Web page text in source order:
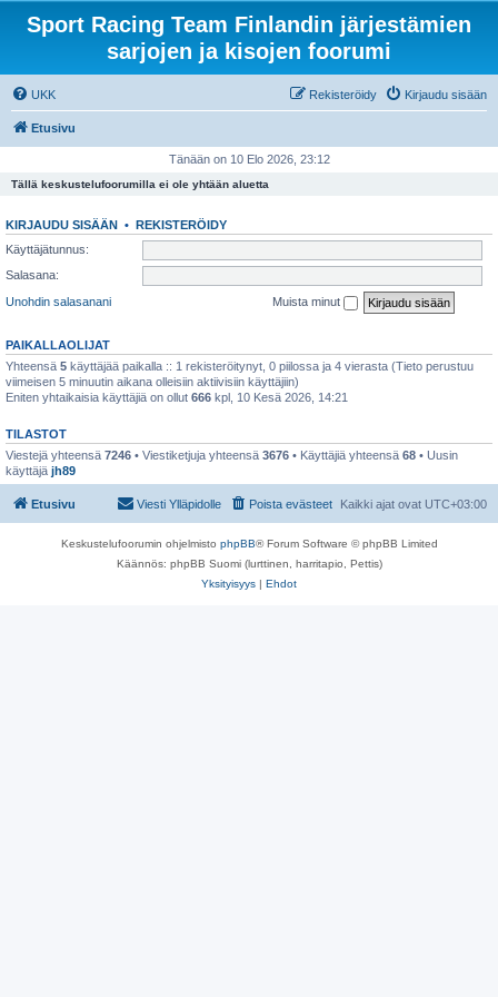
Sport Racing Team Finlandin järjestämien
sarjojen ja kisojen foorumi
UKK Kirjaudu sisään
Rekisteröidy
Etusivu
Tänään on 10 Elo 2026, 23:12
Tällä keskustelufoorumilla ei ole yhtään aluetta
KIRJAUDU SISÄÄN • REKISTERÖIDY
Käyttäjätunnus:
Salasana:
Unohdin salasanani
Muista minut
PAIKALLAOLIJAT
Yhteensä 5 käyttäjää paikalla :: 1 rekisteröitynyt, 0 piilossa ja 4 vierasta (Tieto perustuu
viimeisen 5 minuutin aikana olleisiin aktiivisiin käyttäjiin)
Eniten yhtaikaisia käyttäjiä on ollut 666 kpl, 10 Kesä 2026, 14:21
TILASTOT
Viestejä yhteensä 7246 • Viestiketjuja yhteensä 3676 • Käyttäjiä yhteensä 68 • Uusin
käyttäjä jh89
Etusivu Kaikki ajat ovat UTC+03:00
Poista evästeet
Viesti Ylläpidolle
Keskustelufoorumin ohjelmisto phpBB® Forum Software © phpBB Limited
Käännös: phpBB Suomi (lurttinen, harritapio, Pettis)
Yksityisyys | Ehdot